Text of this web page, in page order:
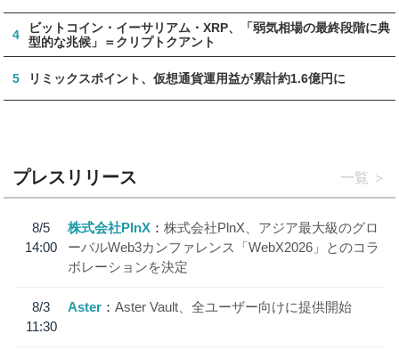
4
ビットコイン・イーサリアム・XRP、「弱気相場の最終段階に典
型的な兆候」＝クリプトクアント
5 リミックスポイント、仮想通貨運用益が累計約1.6億円に
プレスリリース 一覧
8/5
14:00
株式会社PlnX
株式会社PlnX、アジア最大級のグロ
ーバルWeb3カンファレンス「WebX2026」とのコラ
ボレーションを決定
8/3
11:30
Aster Aster Vault、全ユーザー向けに提供開始